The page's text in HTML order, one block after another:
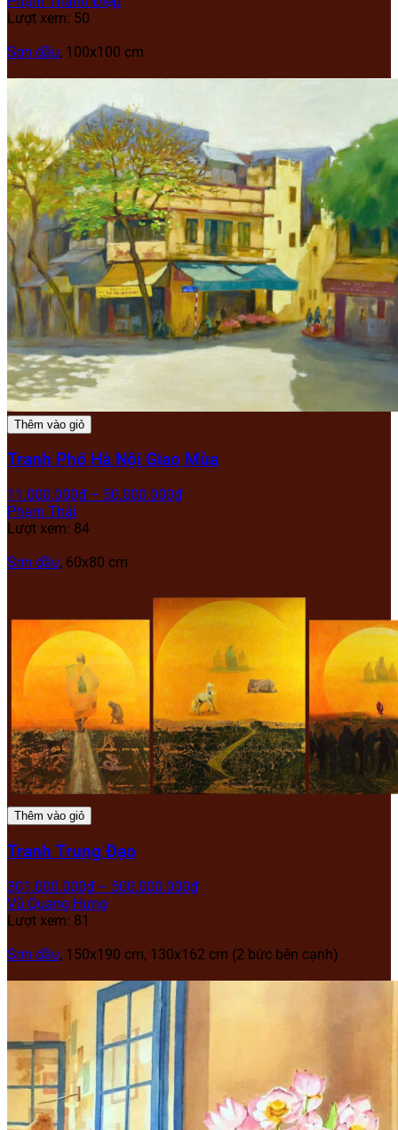
Lượt xem: 50
Sơn dầu, 100x100 cm
Thêm vào giỏ
Tranh Phố Hà Nội Giao Mùa
11.000.000₫ – 50.000.000₫
Phạm Thái
Lượt xem: 84
Sơn dầu, 60x80 cm
Thêm vào giỏ
Tranh Trung Đạo
301.000.000₫ – 500.000.000₫
Vũ Quang Hưng
Lượt xem: 81
Sơn dầu, 150x190 cm, 130x162 cm (2 bức bên cạnh)